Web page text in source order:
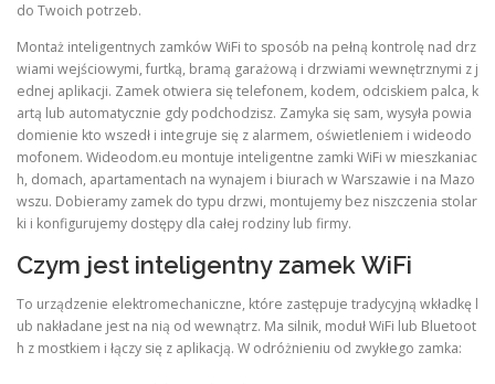
do Twoich potrzeb.
Montaż inteligentnych zamków WiFi to sposób na pełną kontrolę nad drz
wiami wejściowymi, furtką, bramą garażową i drzwiami wewnętrznymi z j
ednej aplikacji. Zamek otwiera się telefonem, kodem, odciskiem palca, k
artą lub automatycznie gdy podchodzisz. Zamyka się sam, wysyła powia
domienie kto wszedł i integruje się z alarmem, oświetleniem i wideodo
mofonem. Wideodom.eu montuje inteligentne zamki WiFi w mieszkaniac
h, domach, apartamentach na wynajem i biurach w Warszawie i na Mazo
wszu. Dobieramy zamek do typu drzwi, montujemy bez niszczenia stolar
ki i konfigurujemy dostępy dla całej rodziny lub firmy.
Czym jest inteligentny zamek WiFi
To urządzenie elektromechaniczne, które zastępuje tradycyjną wkładkę l
ub nakładane jest na nią od wewnątrz. Ma silnik, moduł WiFi lub Bluetoot
h z mostkiem i łączy się z aplikacją. W odróżnieniu od zwykłego zamka: